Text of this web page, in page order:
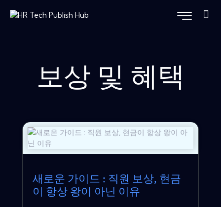
보상 및 혜택
새로운 가이드 : 직원 보상, 현금
이 항상 왕이 아닌 이유